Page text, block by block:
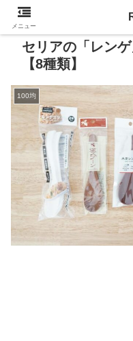
セリアの「レン
【8種類】
100均
メニュー